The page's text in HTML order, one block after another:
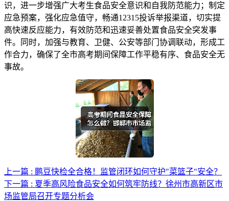
识，进一步增强广大考生食品安全意识和自我防范能力；制定
应急预案，强化应急值守，畅通12315投诉举报渠道，切实提
高快速反应能力，有效防范和迅速妥善处置食品安全突发事
件。同时，加强与教育、卫健、公安等部门协调联动，形成工
作合力，确保了全市高考期间保障工作平稳有序、食品安全无
事故。
上一篇 : 鹏豆快检全合格！监管闭环如何守护"菜篮子"安全？
下一篇 : 夏季高风险食品安全如何筑牢防线？徐州市高新区市
场监管局召开专题分析会